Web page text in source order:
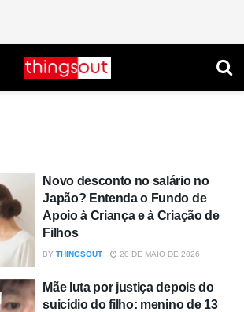
Novo desconto no salário no
Japão? Entenda o Fundo de
Apoio à Criança e à Criação de
Filhos
BY THINGSOUT 20 DE MAIO DE 2026
Mãe luta por justiça depois do
suicídio do filho: menino de 13